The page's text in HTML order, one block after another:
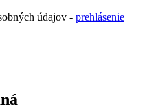
údajov - prehlásenie